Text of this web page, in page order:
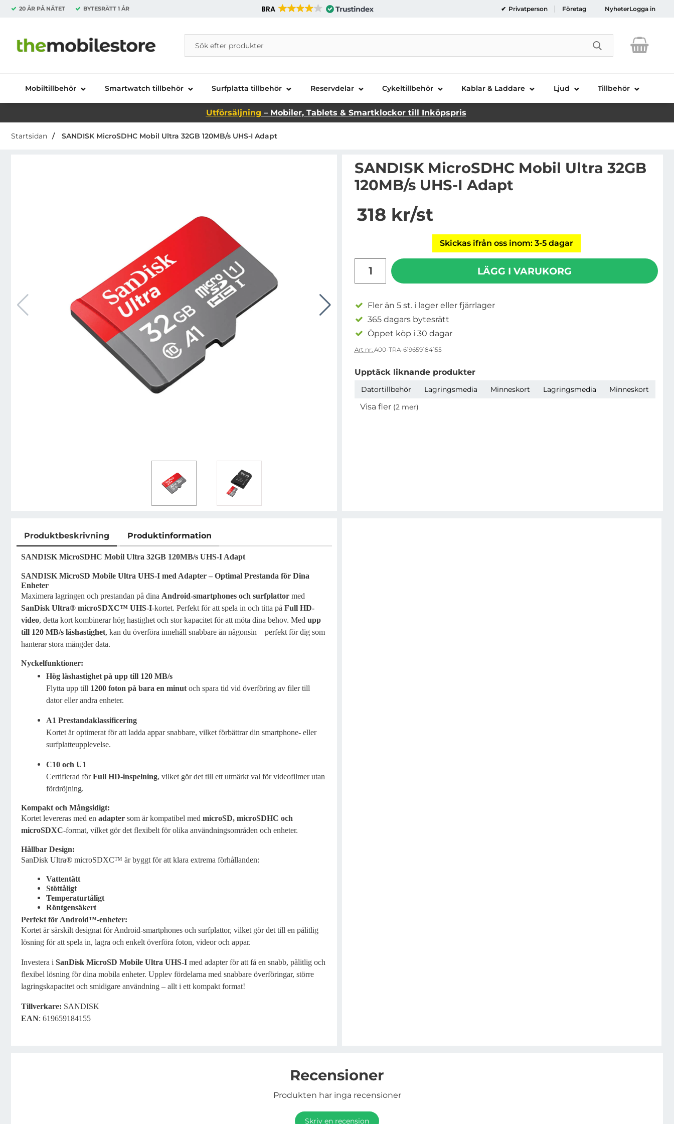
20 ÅR PÅ NÄTET BYTESRÄTT 1 ÅR BRA Privatperson Företag NyheterLogga in
Startsidan för Danira Telecom AB
Sök
Sök på Danira Telecom AB
Genomför
Mobiltillbehör Smartwatch tillbehör Surfplatta tillbehör Reservdelar Cykeltillbehör Kablar & Laddare Ljud Tillbehör
Utförsäljning – Mobiler, Tablets & Smartklockor till Inköpspris
Startsidan SANDISK MicroSDHC Mobil Ultra 32GB 120MB/s UHS-I Adapt
SANDISK MicroSDHC Mobil Ultra 32GB
120MB/s UHS-I Adapt
pris
318 kr/st
Skickas ifrån oss inom: 3-5 dagar
LÄGG I VARUKORG
Fler än 5 st. i lager eller fjärrlager
365 dagars bytesrätt
Öppet köp i 30 dagar
Art nr: A00-TRA-619659184155
Upptäck liknande produkter
Datortillbehör Lagringsmedia Minneskort Lagringsmedia Minneskort
Visa fler (2 mer)
Produktbeskrivning Produktinformation
Produktbeskrivning
SANDISK MicroSDHC Mobil Ultra 32GB 120MB/s UHS-I Adapt
SANDISK MicroSD Mobile Ultra UHS-I med Adapter – Optimal Prestanda för Dina
Enheter
Maximera lagringen och prestandan på dina Android-smartphones och surfplattor med
SanDisk Ultra® microSDXC™ UHS-I-kortet. Perfekt för att spela in och titta på Full HD-
video, detta kort kombinerar hög hastighet och stor kapacitet för att möta dina behov. Med upp
till 120 MB/s läshastighet, kan du överföra innehåll snabbare än någonsin – perfekt för dig som
hanterar stora mängder data.
Nyckelfunktioner:
Hög läshastighet på upp till 120 MB/s
Flytta upp till 1200 foton på bara en minut och spara tid vid överföring av filer till
dator eller andra enheter.
A1 Prestandaklassificering
Kortet är optimerat för att ladda appar snabbare, vilket förbättrar din smartphone- eller
surfplatteupplevelse.
C10 och U1
Certifierad förFull HD-inspelning, vilket gör det till ett utmärkt val för videofilmer utan
fördröjning.
Kompakt och Mångsidigt:
Kortet levereras med en adapter som är kompatibel med microSD, microSDHC och
microSDXC-format, vilket gör det flexibelt för olika användningsområden och enheter.
Hållbar Design:
SanDisk Ultra® microSDXC™ är byggt för att klara extrema förhållanden:
Vattentätt
Stöttåligt
Temperaturtåligt
Röntgensäkert
Perfekt för Android™-enheter:
Kortet är särskilt designat för Android-smartphones och surfplattor, vilket gör det till en pålitlig
lösning för att spela in, lagra och enkelt överföra foton, videor och appar.
Investera i SanDisk MicroSD Mobile Ultra UHS-I med adapter för att få en snabb, pålitlig och
flexibel lösning för dina mobila enheter. Upplev fördelarna med snabbare överföringar, större
lagringskapacitet och smidigare användning – allt i ett kompakt format!
Tillverkare: SANDISK
EAN: 619659184155
Recensioner
Produkten har inga recensioner
Skriv en recension